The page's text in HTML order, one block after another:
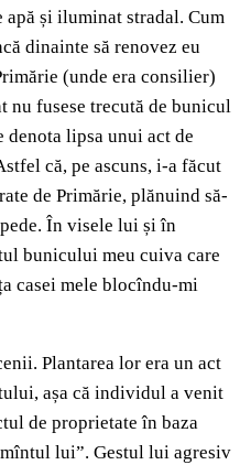
apă și iluminat stradal. Cum
dinainte să renovez eu
(unde era consilier)
nu fusese trecută de bunicul
lipsa unui act de
că, pe ascuns, i-a făcut
de Primărie, plănuind să-
În visele lui și în
bunicului meu cuiva care
casei mele blocîndu-mi
Plantarea lor era un act
așa că individul a venit
de proprietate în baza
lui”. Gestul lui agresiv